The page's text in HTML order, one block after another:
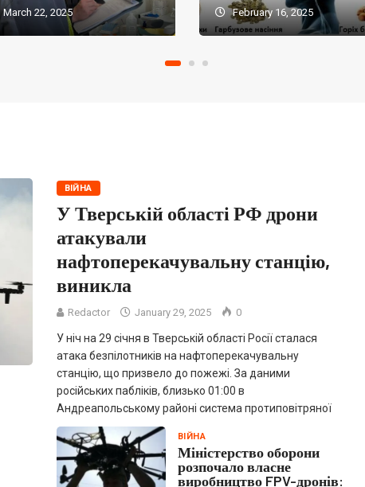
March 22, 2025 February 16, 2025
ВІЙНА
У Тверській області РФ дрони
атакували
нафтоперекачувальну станцію,
виникла
Redactor January 29, 2025 0
У ніч на 29 січня в Тверській області Росії сталася
атака безпілотників на нафтоперекачувальну
станцію, що призвело до пожежі. За даними
російських пабліків, близько 01:00 в
Андреапольському районі система протиповітряної
ВІЙНА
Міністерство оборони
розпочало власне
виробництво FPV-дронів: